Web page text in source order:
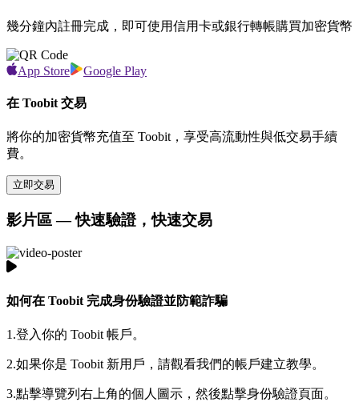
幾分鐘內註冊完成，即可使用信用卡或銀行轉帳購買加密貨幣
App Store Google Play
在 Toobit 交易
將你的加密貨幣充值至 Toobit，享受高流動性與低交易手續
費。
立即交易
影片區 — 快速驗證，快速交易
如何在 Toobit 完成身份驗證並防範詐騙
1.登入你的 Toobit 帳戶。
2.如果你是 Toobit 新用戶，請觀看我們的帳戶建立教學。
3.點擊導覽列右上角的個人圖示，然後點擊身份驗證頁面。